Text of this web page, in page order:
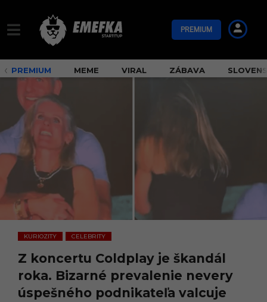
PREMIUM
PREMIUM MEME VIRAL ZÁBAVA
KURIOZITY
,
CELEBRITY
Z koncertu Coldplay je škandál
roka. Bizarné prevalenie nevery
úspešného podnikateľa valcuje